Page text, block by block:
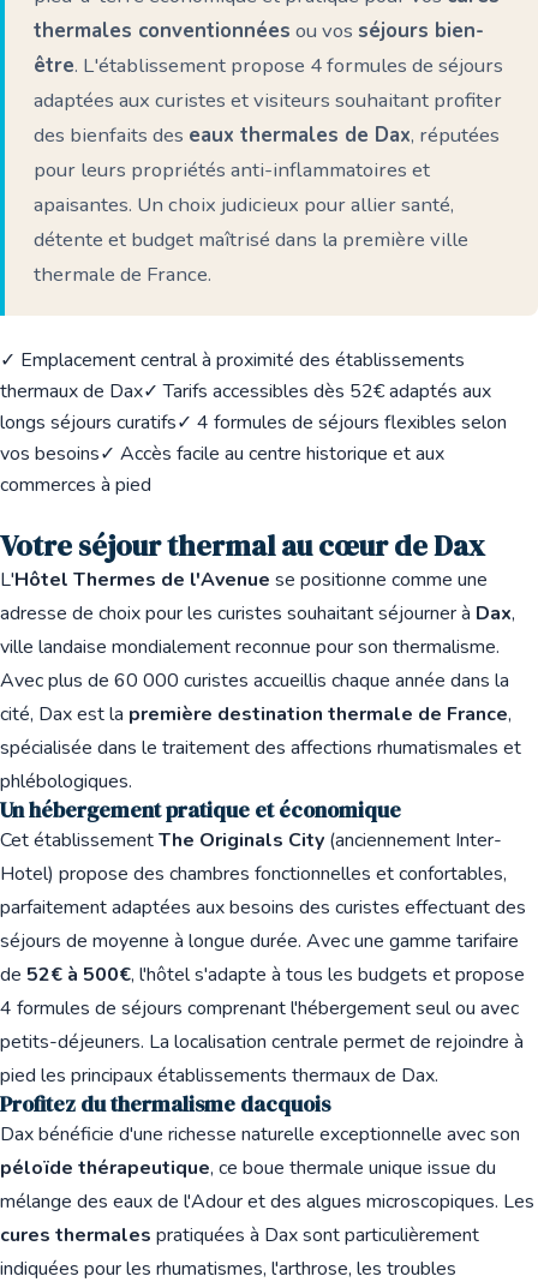
thermales conventionnées ou vos séjours bien-
être. L'établissement propose 4 formules de séjours
adaptées aux curistes et visiteurs souhaitant profiter
des bienfaits des eaux thermales de Dax, réputées
pour leurs propriétés anti-inflammatoires et
apaisantes. Un choix judicieux pour allier santé,
détente et budget maîtrisé dans la première ville
thermale de France.
✓ Emplacement central à proximité des établissements
thermaux de Dax✓ Tarifs accessibles dès 52€ adaptés aux
longs séjours curatifs✓ 4 formules de séjours flexibles selon
vos besoins✓ Accès facile au centre historique et aux
commerces à pied
Votre séjour thermal au cœur de Dax
L'Hôtel Thermes de l'Avenue se positionne comme une
adresse de choix pour les curistes souhaitant séjourner à Dax,
ville landaise mondialement reconnue pour son thermalisme.
Avec plus de 60 000 curistes accueillis chaque année dans la
cité, Dax est la première destination thermale de France,
spécialisée dans le traitement des affections rhumatismales et
phlébologiques.
Un hébergement pratique et économique
Cet établissementThe Originals City (anciennement Inter-
Hotel) propose des chambres fonctionnelles et confortables,
parfaitement adaptées aux besoins des curistes effectuant des
séjours de moyenne à longue durée. Avec une gamme tarifaire
de 52€ à 500€, l'hôtel s'adapte à tous les budgets et propose
4 formules de séjours comprenant l'hébergement seul ou avec
petits-déjeuners. La localisation centrale permet de rejoindre à
pied les principaux établissements thermaux de Dax.
Profitez du thermalisme dacquois
Dax bénéficie d'une richesse naturelle exceptionnelle avec son
péloïde thérapeutique, ce boue thermale unique issue du
mélange des eaux de l'Adour et des algues microscopiques. Les
cures thermales pratiquées à Dax sont particulièrement
indiquées pour les rhumatismes, l'arthrose, les troubles